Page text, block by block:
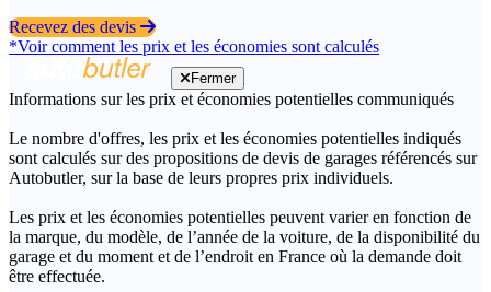
Recevez des devis
*Voir comment les prix et les économies sont calculés
Fermer
Informations sur les prix et économies potentielles communiqués
Le nombre d'offres, les prix et les économies potentielles indiqués
sont calculés sur des propositions de devis de garages référencés sur
Autobutler, sur la base de leurs propres prix individuels.
Les prix et les économies potentielles peuvent varier en fonction de
la marque, du modèle, de l’année de la voiture, de la disponibilité du
garage et du moment et de l’endroit en France où la demande doit
être effectuée.